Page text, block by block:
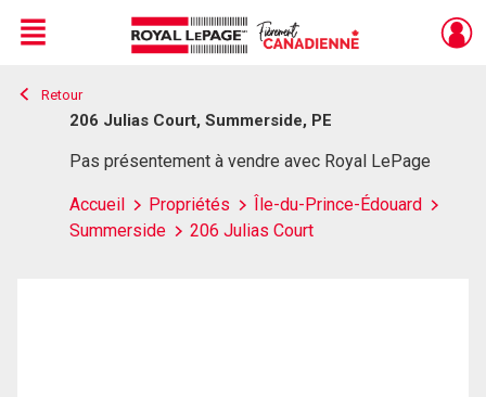
Live
En Direct
Menu
Retour
206 Julias Court, Summerside, PE
Pas présentement à vendre avec Royal LePage
Accueil Propriétés
Île-du-Prince-Édouard
Summerside
206 Julias Court